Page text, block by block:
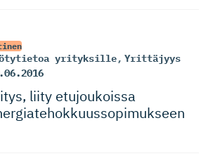
yrityksille, Yrittäjyys
liity etujoukoissa